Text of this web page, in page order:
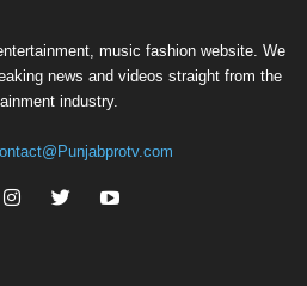
music fashion website. We
news and videos straight from the
industry.